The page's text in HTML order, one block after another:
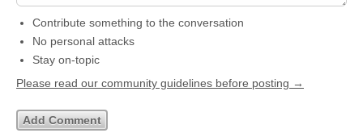
Contribute something to the conversation
No personal attacks
Stay on-topic
Please read our community guidelines before posting →